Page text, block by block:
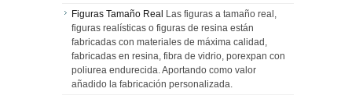
Figuras Tamaño Real Las figuras a tamaño real,
figuras realísticas o figuras de resina están
fabricadas con materiales de máxima calidad,
fabricadas en resina, fibra de vidrio, porexpan con
poliurea endurecida. Aportando como valor
añadido la fabricación personalizada.